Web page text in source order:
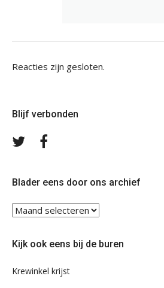
Reacties zijn gesloten.
Blijf verbonden
Volg
Blader eens door ons archief
Blader
eens
ons
Kijk ook eens bij de buren
Krewinkel krijst